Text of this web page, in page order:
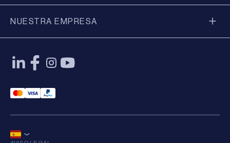
NUESTRA EMPRESA
Mastercard Payment
Visa Payment
Paypal Payment